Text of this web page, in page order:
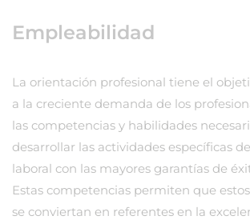
Empleabilidad
La orientación profesional tiene el
a la creciente demanda de los
las competencias y habilidades
desarrollar las actividades específicas
laboral con las mayores garantías de
Estas competencias permiten que
se conviertan en referentes en la